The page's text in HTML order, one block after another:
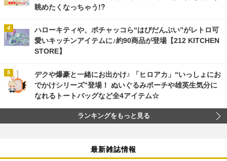
眺めたくなっちゃう!?
ハローキティや、ポチャッコら“はぴだんぶい”がレトロ可
愛いキッチンアイテムに♪約90商品が登場【212 KITCHEN
STORE】
デクや爆豪と一緒にお出かけ♪ 「ヒロアカ」“いっしょにお
でかけシリーズ”登場！ ぬいぐるみポーチや雄英生気分に
なれるトートバッグなど全4アイテム☆
ランキングをもっと見る
最新雑誌情報